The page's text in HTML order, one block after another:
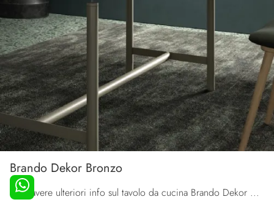
Brando Dekor Bronzo
Vuoi avere ulteriori info sul tavolo da cucina Brando Dekor Bronzo di Orme? Clicca e ottieni informazioni sui modelli fissi della marca.